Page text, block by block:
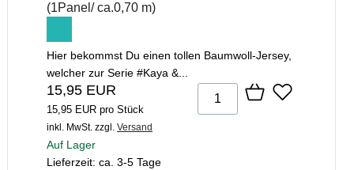
(1Panel/ ca.0,70 m)
Hier bekommst Du einen tollen Baumwoll-Jersey,
welcher zur Serie #Kaya &...
15,95 EUR
15,95 EUR pro Stück
inkl. MwSt. zzgl. Versand
Auf Lager
Lieferzeit: ca. 3-5 Tage